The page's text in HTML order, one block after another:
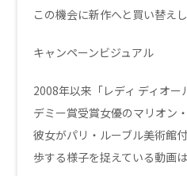
この機会に新作へと買い替え
キャンペーンビジュアル
2008年以来「レディ ディオー
デミー賞受賞女優のマリオン
彼女がパリ・ルーブル美術館
歩する様子を捉えている動画